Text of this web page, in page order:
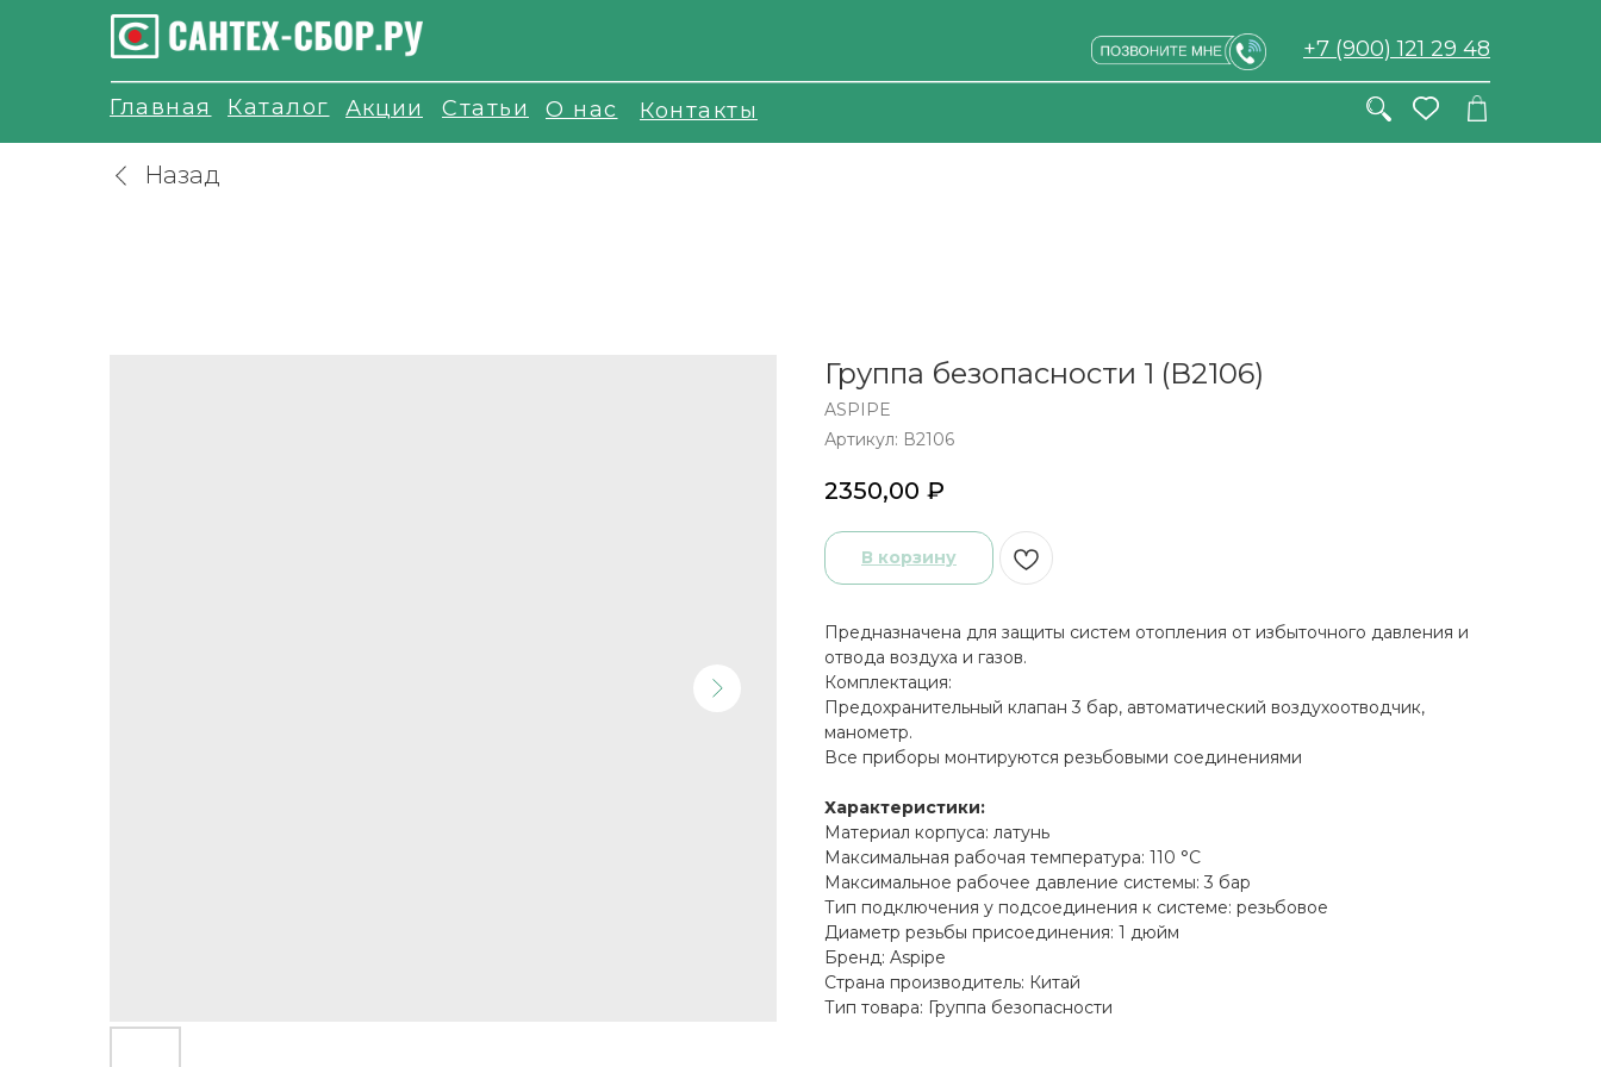
+7 (900) 121 29 48
Каталог Акции О нас Контакты
Статьи
Главная
Назад
Группа безопасности 1 (В2106)
ASPIPE
Артикул: В2106
2350,00 ₽
В корзину
Предназначена для защиты систем отопления от избыточного давления и
отвода воздуха и газов.
Комплектация:
Предохранительный клапан 3 бар, автоматический воздухоотводчик,
манометр.
Все приборы монтируются резьбовыми соединениями
Характеристики:
Материал корпуса: латунь
Максимальная рабочая температура: 110 °C
Максимальное рабочее давление системы: 3 бар
Тип подключения у подсоединения к системе: резьбовое
Диаметр резьбы присоединения: 1 дюйм
Бренд: Aspipe
Страна производитель: Китай
Тип товара: Группа безопасности